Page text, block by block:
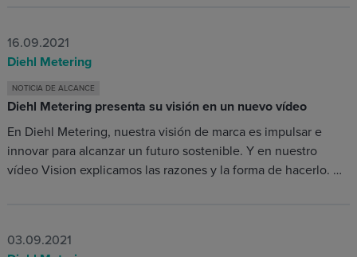
16.09.2021
Diehl Metering
NOTICIA DE ALCANCE
Diehl Metering presenta su visión en un nuevo vídeo
En Diehl Metering, nuestra visión de marca es impulsar e
innovar para alcanzar un futuro sostenible. Y en nuestro
vídeo Vision explicamos las razones y la forma de hacerlo. …
03.09.2021